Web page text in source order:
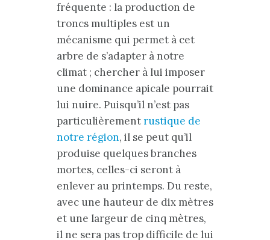
fréquente : la production de
troncs multiples est un
mécanisme qui permet à cet
arbre de s’adapter à notre
climat ; chercher à lui imposer
une dominance apicale pourrait
lui nuire. Puisqu’il n’est pas
particulièrementrustique de
notre région, il se peut qu’il
produise quelques branches
mortes, celles-ci seront à
enlever au printemps. Du reste,
avec une hauteur de dix mètres
et une largeur de cinq mètres,
il ne sera pas trop difficile de lui